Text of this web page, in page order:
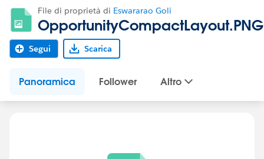
File di proprietà di Eswararao Goli
OpportunityCompactLayout.PNG
Segui Scarica
Panoramica Follower Altro